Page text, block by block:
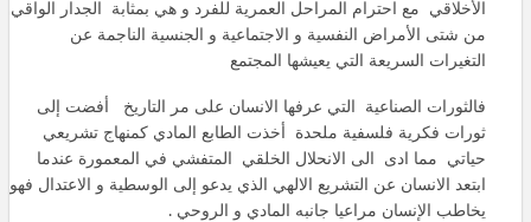
الأخلاقي مع احترام المراحل العمرية للفرد و هي بمثابة الجدار الواقي
من شتى الأمراض النفسية و الاجتماعية و الجنسية الناجمة عن
التغيرات السريعة التي يعيشها المجتمع
فالثورات الصناعية التي عرفها الانسان على مر التاريخ أفضت إلى
ثورات فكرية فلسفية ملحدة أخذت الطابع المادي كمنهاج تشريعي
حياتي مما ادى الى الانحلال الخلقي المتفشي في المعمورة عندما
ابتعد الانسان عن التشريع الالهي الذي يدعو إلى الوسطية و الاعتدال فهو
يخاطب الإنسان مراعيا جانبه المادي و الروحي .